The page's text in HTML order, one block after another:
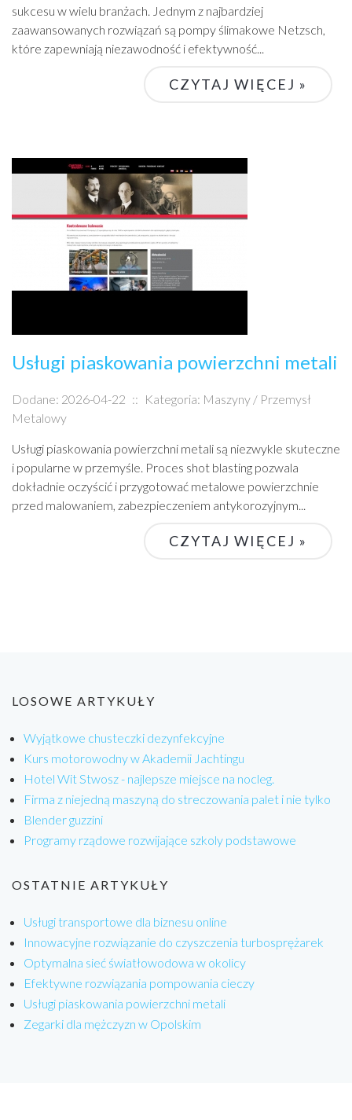
sukcesu w wielu branżach. Jednym z najbardziej
zaawansowanych rozwiązań są pompy ślimakowe Netzsch,
które zapewniają niezawodność i efektywność...
CZYTAJ WIĘCEJ »
Usługi piaskowania powierzchni metali
Dodane: 2026-04-22 :: Kategoria: Maszyny / Przemysł
Metalowy
Usługi piaskowania powierzchni metali są niezwykle skuteczne
i popularne w przemyśle. Proces shot blasting pozwala
dokładnie oczyścić i przygotować metalowe powierzchnie
przed malowaniem, zabezpieczeniem antykorozyjnym...
CZYTAJ WIĘCEJ »
LOSOWE ARTYKUŁY
Wyjątkowe chusteczki dezynfekcyjne
Kurs motorowodny w Akademii Jachtingu
Hotel Wit Stwosz - najlepsze miejsce na nocleg.
Firma z niejedną maszyną do streczowania palet i nie tylko
Blender guzzini
Programy rządowe rozwijające szkoly podstawowe
OSTATNIE ARTYKUŁY
Usługi transportowe dla biznesu online
Innowacyjne rozwiązanie do czyszczenia turbosprężarek
Optymalna sieć światłowodowa w okolicy
Efektywne rozwiązania pompowania cieczy
Usługi piaskowania powierzchni metali
Zegarki dla mężczyzn w Opolskim